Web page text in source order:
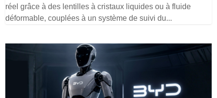
réel grâce à des lentilles à cristaux liquides ou à fluide
déformable, couplées à un système de suivi du...